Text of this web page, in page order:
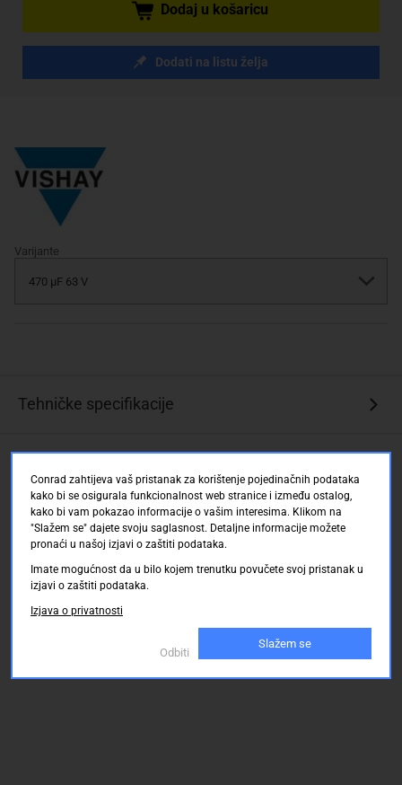
Dodaj u košaricu
Dodati na listu želja
Varijante
Tehničke specifikacije
Conrad zahtijeva vaš pristanak za korištenje pojedinačnih podataka
kako bi se osigurala funkcionalnost web stranice i između ostalog,
kako bi vam pokazao informacije o vašim interesima. Klikom na
"Slažem se" dajete svoju saglasnost. Detaljne informacije možete
pronaći u našoj izjavi o zaštiti podataka.
Imate mogućnost da u bilo kojem trenutku povučete svoj pristanak u
izjavi o zaštiti podataka.
Izjava o privatnosti
Odbiti
Slažem se